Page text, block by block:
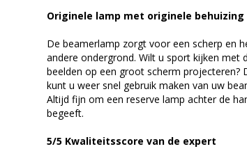
Originele lamp met originele behuizing
De beamerlamp zorgt voor een scherp en
andere ondergrond. Wilt u sport kijken met
beelden op een groot scherm projecteren?
kunt u weer snel gebruik maken van uw
Altijd fijn om een reserve lamp achter de
begeeft.
5/5 Kwaliteitsscore van de expert